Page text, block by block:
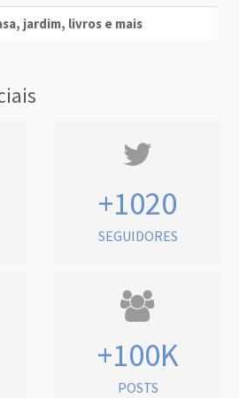
jardim, livros e mais
+1020
SEGUIDORES
+100K
POSTS